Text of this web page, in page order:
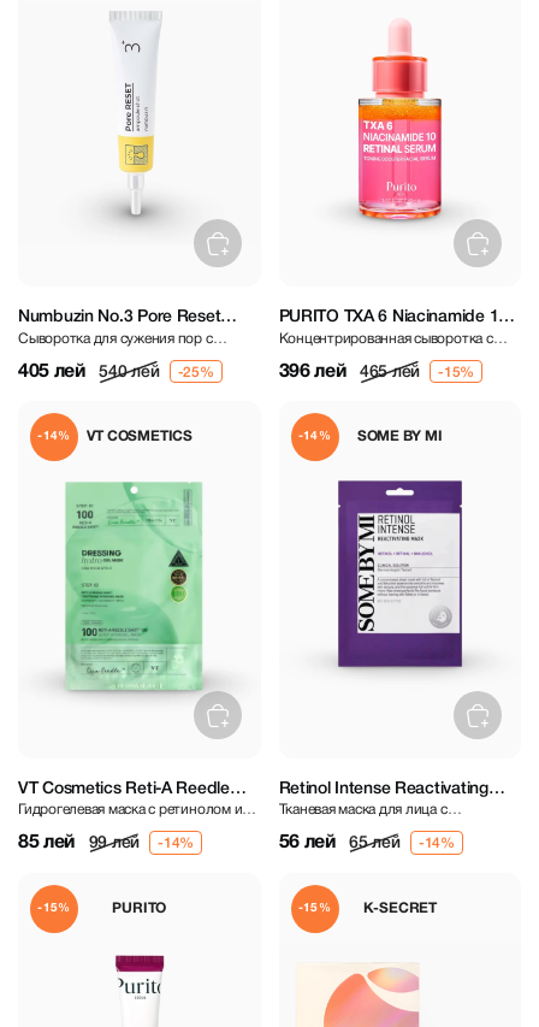
Numbuzin No.3 Pore Reset
Ampoule Shot 25 ml
Сыворотка для сужения пор с
405 лей 540 лей
PURITO TXA 6 Niacinamide 10
Retinal Serum 30 ml
Концентрированная сыворотка с
ниацинамидом 10%, ТХА 6% и
ретиналом
396 лей 465 лей
VT COSMETICS
-14%
VT Cosmetics Reti-A Reedle
Shot 100 2Step Hydrogel Mask
Гидрогелевая маска с ретинолом и
85 лей 99 лей
SOME BY MI
-14%
Retinol Intense Reactivating
Mask
Тканевая маска для лица с
56 лей 65 лей
PURITO
-15% K-SECRET
-15%